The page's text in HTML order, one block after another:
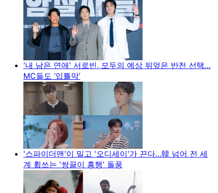
'내 남은 연애' 서로빈, 모두의 예상 뒤엎은 반전 선택…
MC들도 ‘입틀막’
'스파이더맨'이 밀고 '오디세이'가 끈다…韓 넘어 전 세
계 휩쓰는 '쌍끌이 흥행' 돌풍